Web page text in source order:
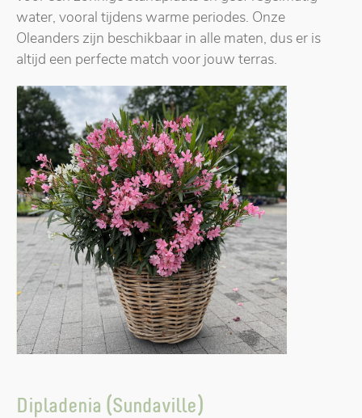
water, vooral tijdens warme periodes. Onze
Oleanders zijn beschikbaar in alle maten, dus er is
altijd een perfecte match voor jouw terras.
Dipladenia (Sundaville)